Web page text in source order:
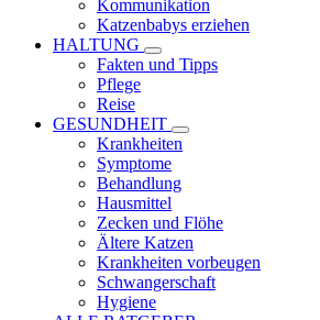
Kommunikation
Katzenbabys erziehen
HALTUNG
Fakten und Tipps
Pflege
Reise
GESUNDHEIT
Krankheiten
Symptome
Behandlung
Hausmittel
Zecken und Flöhe
Ältere Katzen
Krankheiten vorbeugen
Schwangerschaft
Hygiene